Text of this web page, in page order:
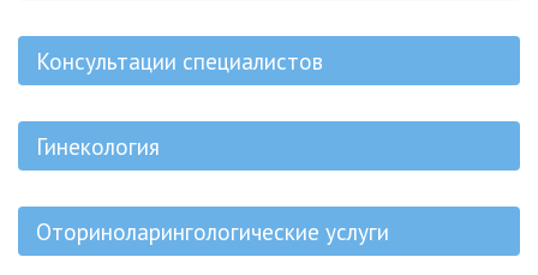
Консультации специалистов
Гинекология
Оториноларингологические услуги